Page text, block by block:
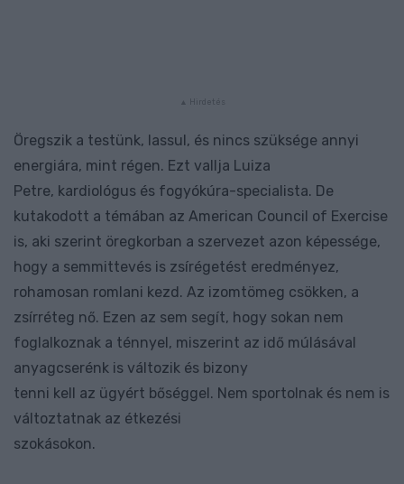
Öregszik a testünk, lassul, és nincs szüksége annyi
energiára, mint régen. Ezt vallja Luiza
Petre, kardiológus és fogyókúra-specialista. De
kutakodott a témában az American Council of Exercise
is, aki szerint öregkorban a szervezet azon képessége,
hogy a semmittevés is zsírégetést eredményez,
rohamosan romlani kezd. Az izomtömeg csökken, a
zsírréteg nő. Ezen az sem segít, hogy sokan nem
foglalkoznak a ténnyel, miszerint az idő múlásával
anyagcserénk is változik és bizony
tenni kell az ügyért bőséggel. Nem sportolnak és nem is
változtatnak az étkezési
szokásokon.